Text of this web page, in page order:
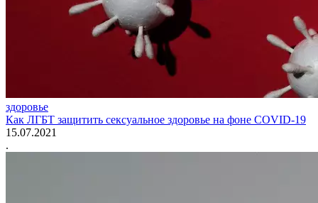
здоровье
Как ЛГБТ защитить сексуальное здоровье на фоне COVID-19
15.07.2021
.